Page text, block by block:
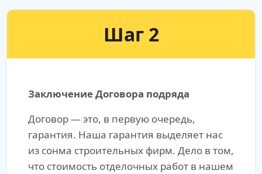
Шаг 2
Заключение Договора подряда
Договор — это, в первую очередь,
гарантия. Наша гарантия выделяет нас
из сонма строительных фирм. Дело в том,
что стоимость отделочных работ в нашем